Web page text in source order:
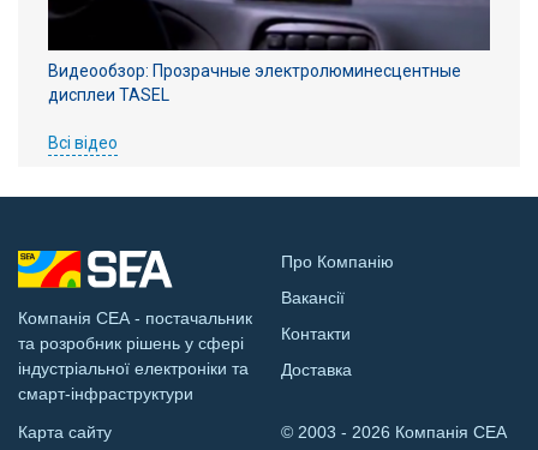
Видеообзор: Прозрачные электролюминесцентные
дисплеи TASEL
Всі відео
Компанія СЕА - постачальник
та розробник рішень у сфері
індустріальної електроніки та
смарт-інфраструктури
Про Компанію
Вакансії
Контакти
Доставка
Карта сайту © 2003 - 2026 Компанія СЕА